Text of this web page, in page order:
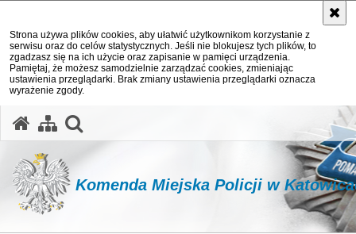
Strona używa plików cookies, aby ułatwić użytkownikom korzystanie z
serwisu oraz do celów statystycznych. Jeśli nie blokujesz tych plików, to
zgadzasz się na ich użycie oraz zapisanie w pamięci urządzenia.
Pamiętaj, że możesz samodzielnie zarządzać cookies, zmieniając
ustawienia przeglądarki. Brak zmiany ustawienia przeglądarki oznacza
wyrażenie zgody.
Komenda Miejska Policji w